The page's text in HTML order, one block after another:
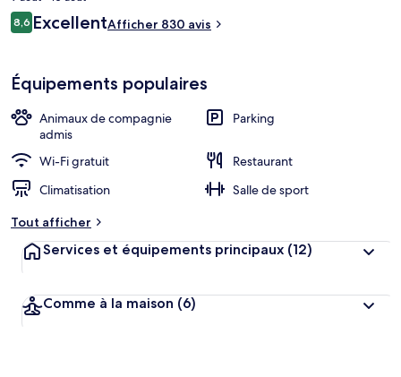
concerne le personnel attentionné. L'hébergement se situe à une
très courte distance à pied des transports publics : Arrêt de tram
Weserstraße-Münchener Straße se trouve à 4 min et Arrêt de tram
est
de
Avis
voyageurs
8,68,6 sur 10
ExcellentAfficher 830 avis
Équipements populaires
Animaux de compagnie
admis
Parking
Wi-Fi gratuit
Restaurant
Climatisation
Salle de sport
Tout afficher
Services et équipements principaux (12)
Comme à la maison (6)